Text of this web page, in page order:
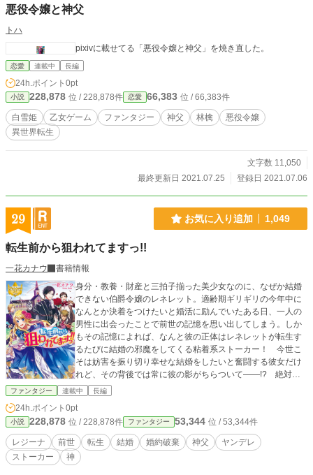
悪役令嬢と神父
トハ
pixivに載せてる「悪役令嬢と神父」を焼き直した。
恋愛 連載中 長編
24h.ポイント 0pt
小説 228,878 位 / 228,878件 恋愛 66,383 位 / 66,383件
白雪姫 乙女ゲーム ファンタジー 神父 林檎
悪役令嬢
異世界転生
文字数 11,050
最終更新日 2021.07.25
登録日 2021.07.06
29 お気に入り追加 1,049
転生前から狙われてますっ!!
一花カナウ
書籍情報
身分・教養・財産と三拍子揃った美少女なのに、なぜか結婚
できない伯爵令嬢のレネレット。適齢期ギリギリの今年中に
なんとか決着をつけたいと婚活に励んでいたある日、一人の
男性に出会ったことで前世の記憶を思い出してしまう。しか
もその記憶によれば、なんと彼の正体はレネレットが転生す
るたびに結婚の邪魔をしてくる粘着系ストーカー！ 今世こ
そは妨害を振り切り幸せな結婚をしたいと奮闘する彼女だけ
れど、その背後では常に彼の影がちらついて――!? 絶対結
婚したい伯爵令嬢VS絶対邪魔したい神父の人生を賭けた恋愛
ファンタジー 連載中 長編
24h.ポイント 0pt
小説 228,878 位 / 228,878件 ファンタジー 53,344 位 / 53,344件
レジーナ 前世 転生 結婚 婚約破棄 神父
ヤンデレ
ストーカー
神